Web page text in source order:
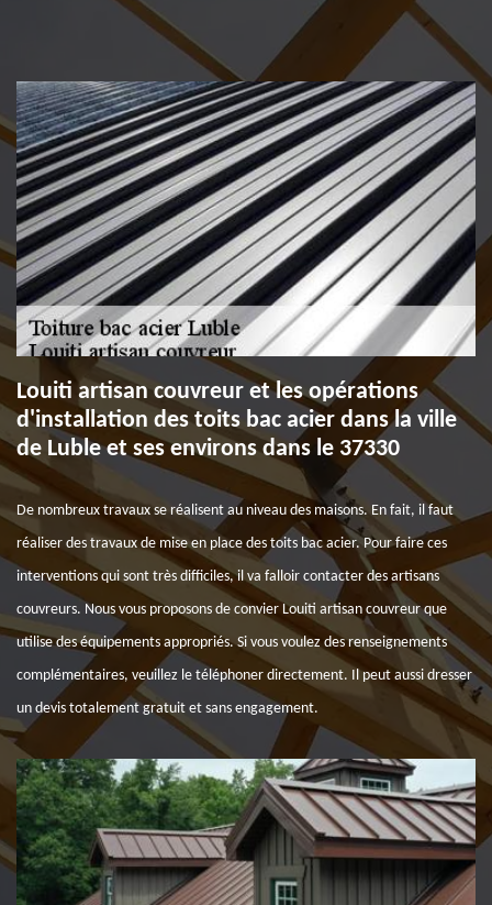
Louiti artisan couvreur et les opérations
d'installation des toits bac acier dans la ville
de Luble et ses environs dans le 37330
De nombreux travaux se réalisent au niveau des maisons. En fait, il faut
réaliser des travaux de mise en place des toits bac acier. Pour faire ces
interventions qui sont très difficiles, il va falloir contacter des artisans
couvreurs. Nous vous proposons de convier Louiti artisan couvreur que
utilise des équipements appropriés. Si vous voulez des renseignements
complémentaires, veuillez le téléphoner directement. Il peut aussi dresser
un devis totalement gratuit et sans engagement.